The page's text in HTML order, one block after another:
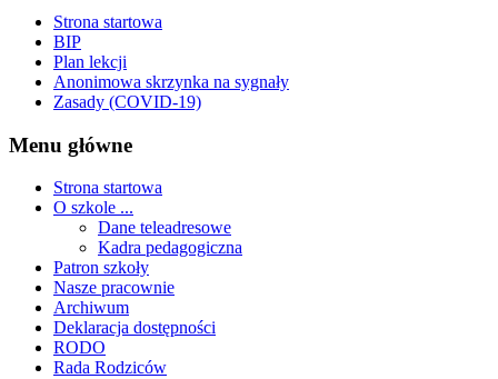
Strona startowa
BIP
Plan lekcji
Anonimowa skrzynka na sygnały
Zasady (COVID-19)
Menu główne
Strona startowa
O szkole ...
Dane teleadresowe
Kadra pedagogiczna
Patron szkoły
Nasze pracownie
Archiwum
Deklaracja dostępności
RODO
Rada Rodziców